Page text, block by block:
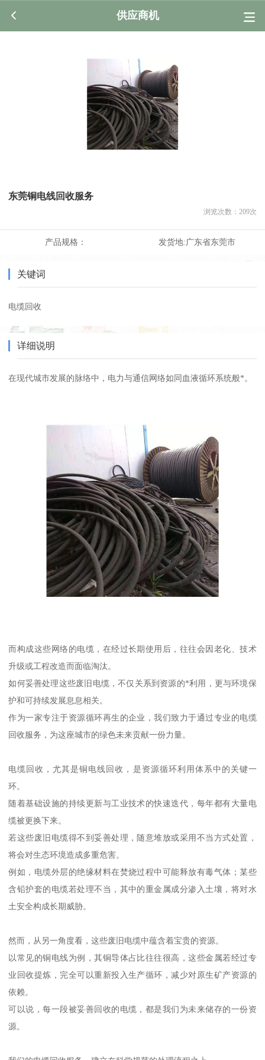
供应商机
东莞铜电线回收服务
浏览次数： 209次
产品规格： 发货地:广东省东莞市
关键词
电缆回收
详细说明
在现代城市发展的脉络中，电力与通信网络如同血液循环系统般*。
而构成这些网络的电缆，在经过长期使用后，往往会因老化、技术
升级或工程改造而面临淘汰。
如何妥善处理这些废旧电缆，不仅关系到资源的*利用，更与环境保
护和可持续发展息息相关。
作为一家专注于资源循环再生的企业，我们致力于通过专业的电缆
回收服务，为这座城市的绿色未来贡献一份力量。
电缆回收，尤其是铜电线回收，是资源循环利用体系中的关键一
环。
随着基础设施的持续更新与工业技术的快速迭代，每年都有大量电
缆被更换下来。
若这些废旧电缆得不到妥善处理，随意堆放或采用不当方式处置，
将会对生态环境造成多重危害。
例如，电缆外层的绝缘材料在焚烧过程中可能释放有毒气体；某些
含铅护套的电缆若处理不当，其中的重金属成分渗入土壤，将对水
土安全构成长期威胁。
然而，从另一角度看，这些废旧电缆中蕴含着宝贵的资源。
以常见的铜电线为例，其铜导体占比往往很高，这些金属若经过专
业回收提炼，完全可以重新投入生产循环，减少对原生矿产资源的
依赖。
可以说，每一段被妥善回收的电缆，都是我们为未来储存的一份资
源。